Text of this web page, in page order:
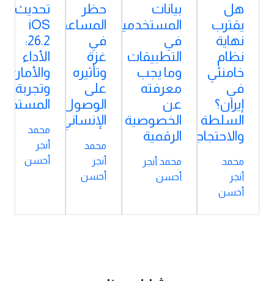
هل
يقترب
نهاية
نظام
خامنئي
في
إيران؟
السلطة
والاحتجاجات
محمد
أنجر
أحسن
بيانات
المستخدمين
في
التطبيقات
وما يجب
معرفته
عن
الخصوصية
الرقمية
محمد أنجر
أحسن
حظر
المساعدات
في
غزة
وتأثيره
على
الوصول
الإنساني
محمد
أنجر
أحسن
تحديث
iOS
26.2:
الأداء
والأمان
وتجربة
محمد
أنجر
أحسن